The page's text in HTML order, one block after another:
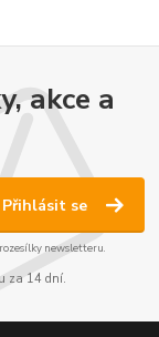
akce a
Přihlásit se
newsletteru.
za 14 dní.